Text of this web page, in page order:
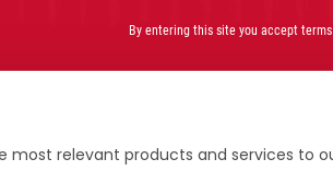
most relevant products and services to
By entering this site you accept